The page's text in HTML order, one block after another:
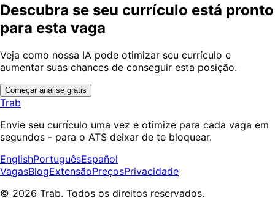
Descubra se seu currículo está pronto
para esta vaga
Veja como nossa IA pode otimizar seu currículo e
aumentar suas chances de conseguir esta posição.
Começar análise grátis
Trab
Envie seu currículo uma vez e otimize para cada vaga em
segundos - para o ATS deixar de te bloquear.
EnglishPortuguêsEspañol
VagasBlogExtensãoPreçosPrivacidade
© 2026 Trab. Todos os direitos reservados.